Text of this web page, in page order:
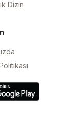
Dizin